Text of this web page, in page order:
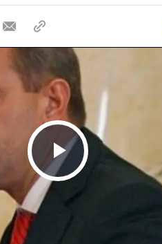
Play Video